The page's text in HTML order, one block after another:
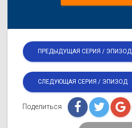
ПРЕДЫДУЩАЯ СЕРИЯ / ЭПИЗОД
СЛЕДУЮЩАЯ СЕРИЯ / ЭПИЗОД
Поделиться